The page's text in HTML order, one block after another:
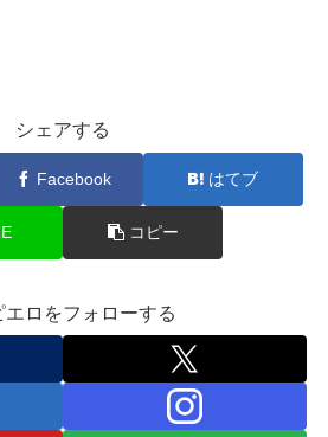
シェアする
Facebook はてブ
コピー
エロをフォローする